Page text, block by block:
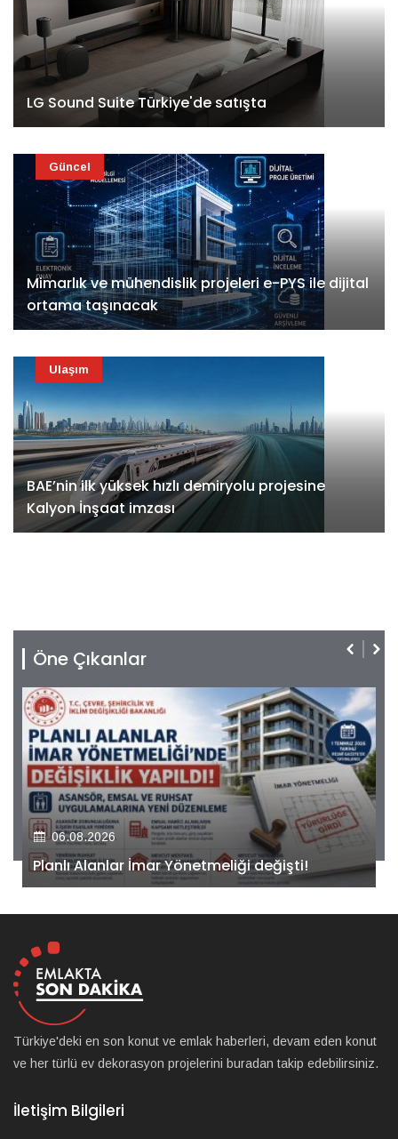
LG Sound Suite Türkiye'de satışta
Mimarlık ve mühendislik projeleri e-PYS ile dijital
ortama taşınacak
Güncel
BAE’nin ilk yüksek hızlı demiryolu projesine
Kalyon İnşaat imzası
Ulaşım
Öne Çıkanlar
06.08.2026
Kiler GYO’dan Pendik Dolayoba projesiyle ilgili
önemli adım!
Türkiye'deki en son konut ve emlak haberleri, devam eden konut
ve her türlü ev dekorasyon projelerini buradan takip edebilirsiniz.
İletişim Bilgileri